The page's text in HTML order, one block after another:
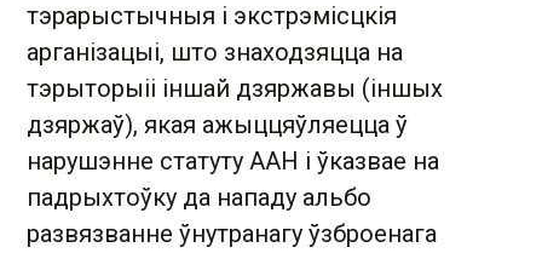
тэрарыстычныя і экстрэмісцкія
арганізацыі, што знаходзяцца на
тэрыторыіі іншай дзяржавы (іншых
дзяржаў), якая ажыццяўляецца ў
нарушэнне статуту ААН і ўказвае на
падрыхтоўку да нападу альбо
развязванне ўнутранагу ўзброенага